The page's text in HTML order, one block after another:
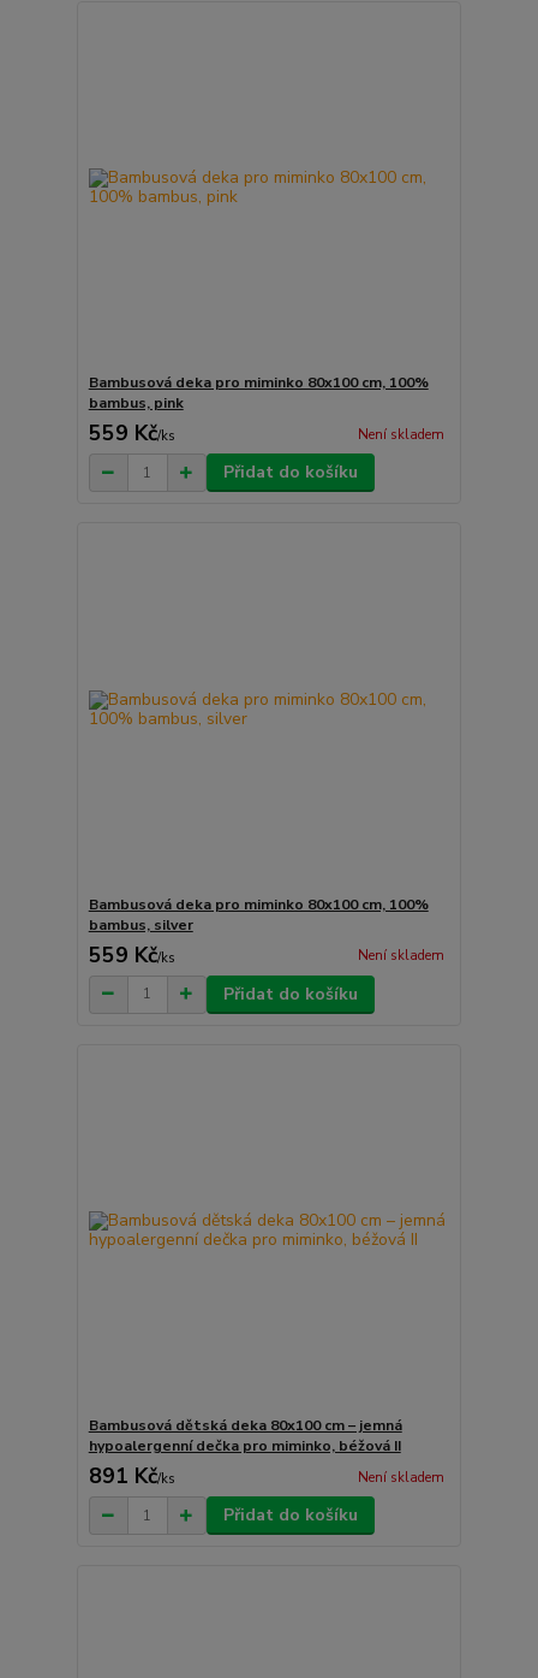
Bambusová deka pro miminko 80x100 cm, 100%
bambus, pink
559 Kč/ks Není skladem
Přidat do košíku
Bambusová deka pro miminko 80x100 cm, 100%
bambus, silver
559 Kč/ks Není skladem
Přidat do košíku
Bambusová dětská deka 80x100 cm – jemná
hypoalergenní dečka pro miminko, béžová II
891 Kč/ks Není skladem
Přidat do košíku